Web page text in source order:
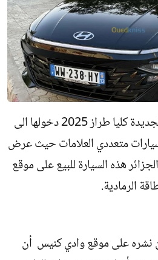
تواصل هيونداي أكسنت الجديدة كليا طراز 2025 دخولها الى
متعددي العلامات حيث عرض
هذه السيارة للبيع على موقع
الرمادية.
نشره على موقع وادي كنيس أن